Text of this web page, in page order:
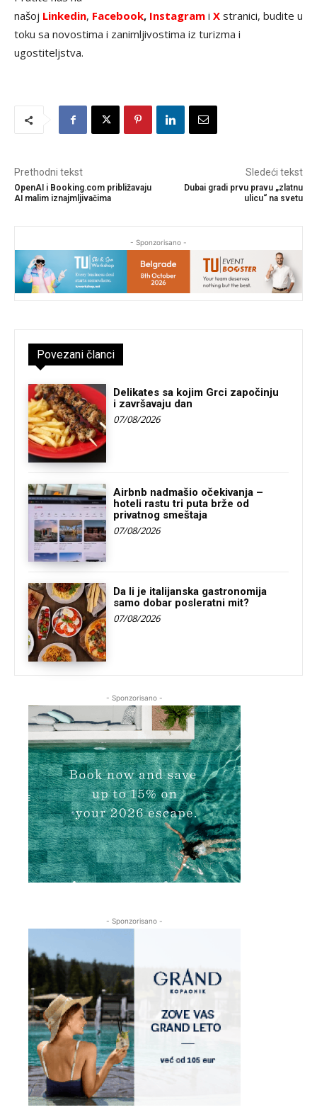
našoj Linkedin, Facebook, Instagram i X stranici, budite u
toku sa novostima i zanimljivostima iz turizma i
ugostiteljstva.
Prethodni tekst
OpenAI i Booking.com približavaju
AI malim iznajmljivačima
Sledeći tekst
Dubai gradi prvu pravu „zlatnu
ulicu“ na svetu
- Sponzorisano -
Povezani članci
Delikates sa kojim Grci započinju
i završavaju dan
07/08/2026
Airbnb nadmašio očekivanja –
hoteli rastu tri puta brže od
privatnog smeštaja
07/08/2026
Da li je italijanska gastronomija
samo dobar posleratni mit?
07/08/2026
- Sponzorisano -
- Sponzorisano -